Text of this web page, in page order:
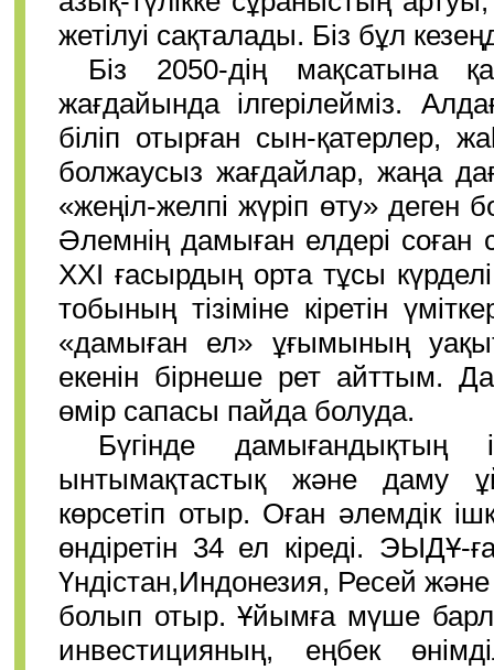
жетілуі сақталады. Біз бұл
Біз 2050-дің мақсатына
жағдайында ілгерілейміз.
біліп отырған сын-қатерлер,
болжаусыз жағдайлар, жаңа
«жеңіл-желпі жүріп өту»
Әлемнің дамыған елдері соған
ХХІ ғасырдың орта тұсы
тобының тізіміне кіретін
«дамыған ел» ұғымының
екенін бірнеше рет айттым.
өмір сапасы пайда болуда.
Бүгінде дамығандықтың
ынтымақтастық және даму
көрсетіп отыр. Оған әлемдік
өндіретін 34 ел кіреді.
Үндістан,Индонезия, Ресей
болып отыр. Ұйымға мүше
инвестицияның, еңбек